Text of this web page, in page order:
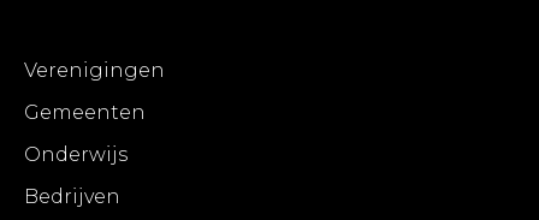
Verenigingen
Gemeenten
Onderwijs
Bedrijven